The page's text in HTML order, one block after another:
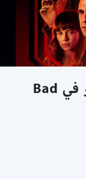
أوقات عصيبة لعشاق تارنتينو في Bad